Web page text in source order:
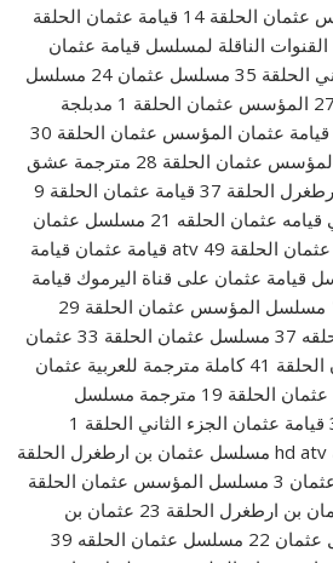
facebook مسلسل المؤسس عثمان الحلقة 14 قيامة عثمان الحلقة
10 قيامه عثمان الحلقه 27 القنوات الناقلة لمسلسل قيامة عثمان
المؤسس عثمان الجزء الثاني الحلقة 35 مسلسل عثمان 24 مسلسل
عثمان 46 مسلسل عثمان 27 المؤسس عثمان الحلقة 1 مدبلجة
للعربية facebook مسلسل قيامة عثمان المؤسس عثمان الحلقة 30
قيامة عثمان atv مسلسل المؤسس عثمان الحلقة 28 مترجمة عشق
عثمان مسلسل عثمان بن ارطغرل الحلقة 37 قيامة عثمان الحلقة 9
مؤسس عثمان الجزء الثاني قيامه عثمان الحلقه 21 مسلسل عثمان
الحلقه ١٨ قيامة عثمان 10 عثمان الحلقة 49 atv قيامة عثمان قيامة
قيامة عثمان على قناة اليرموك قيامة
عثمان ٣١ عثمان الحلقة ١٩ مسلسل المؤسس عثمان الحلقة 29
عثمان الحلقه ٤٢ عثمان الحلقه 37 مسلسل عثمان الحلقة 33 عثمان
الحلقه 32 المؤسس عثمان الحلقة 41 كاملة مترجمة للعربية عثمان
ارطغرل الجزء الثاني قيامة عثمان الحلقة 19 مترجمة مسلسل
المؤسس عثمان الحلقة 32 قيامة عثمان الجزء الثاني الحلقة 1
مترجمة عربي شاشة كاملة hd atv مسلسل عثمان بن ارطغرل الحلقة
27 قيامه عثمان 33 قيامة عثمان 3 مسلسل المؤسس عثمان الحلقة
47 قصة عشق مسلسل عثمان بن ارطغرل الحلقة 23 عثمان بن
ارطغرل الحلقة 26 مسلسل عثمان 22 مسلسل عثمان الحلقه 39